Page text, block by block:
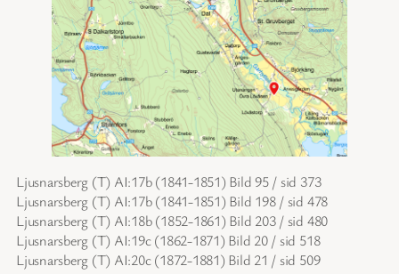
Ljusnarsberg (T) AI:17b (1841-1851) Bild 95 / sid 373
Ljusnarsberg (T) AI:17b (1841-1851) Bild 198 / sid 478
Ljusnarsberg (T) AI:18b (1852-1861) Bild 203 / sid 480
Ljusnarsberg (T) AI:19c (1862-1871) Bild 20 / sid 518
Ljusnarsberg (T) AI:20c (1872-1881) Bild 21 / sid 509